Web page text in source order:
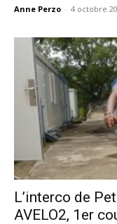
Anne Perzo - 4 octobre
L’interco de
AVELO2, 1er